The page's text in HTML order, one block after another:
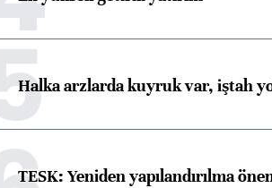
Halka arzlarda kuyruk var, iştah
TESK: Yeniden yapılandırılma